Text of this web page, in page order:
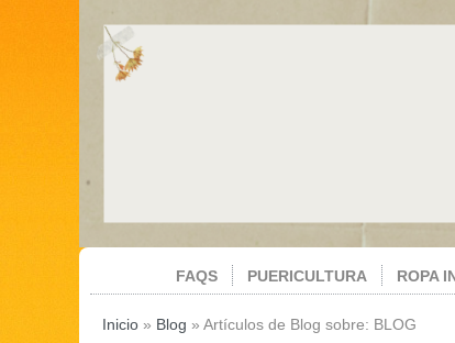
FAQS PUERICULTURA ROPA
Inicio » Blog » Artículos de Blog sobre: BLOG